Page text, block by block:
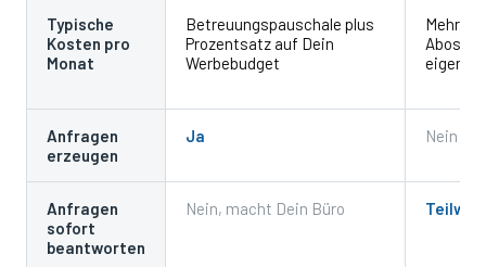
Typische
Kosten pro
Monat
Betreuungspauschale plus
Prozentsatz auf Dein
Werbebudget
Abos
eigene
Anfragen
erzeugen
Ja Nein
Anfragen
sofort
beantworten
Nein, macht Dein Büro